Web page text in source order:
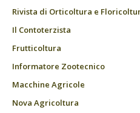
Rivista di Orticoltura e
Il Contoterzista
Frutticoltura
Informatore Zootecnico
Macchine Agricole
Nova Agricoltura